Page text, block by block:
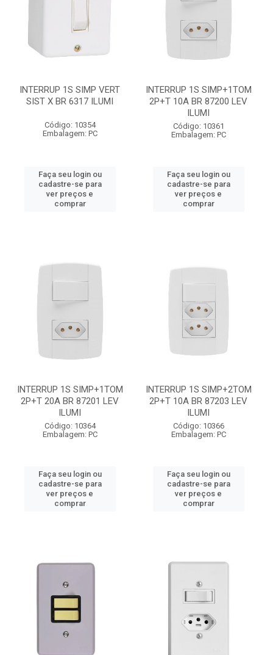
INTERRUP 1S SIMP VERT
SIST X BR 6317 ILUMI
Código: 10354
Embalagem: PC
Faça seu login ou
cadastre-se para
ver preços e
comprar
INTERRUP 1S SIMP+1TOM
2P+T 10A BR 87200 LEV
ILUMI
Código: 10361
Embalagem: PC
Faça seu login ou
cadastre-se para
ver preços e
comprar
INTERRUP 1S SIMP+1TOM
2P+T 20A BR 87201 LEV
ILUMI
Código: 10364
Embalagem: PC
Faça seu login ou
cadastre-se para
ver preços e
comprar
INTERRUP 1S SIMP+2TOM
2P+T 10A BR 87203 LEV
ILUMI
Código: 10366
Embalagem: PC
Faça seu login ou
cadastre-se para
ver preços e
comprar